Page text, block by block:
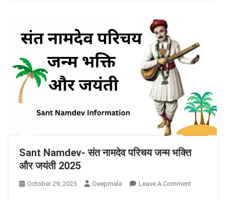
Sant Namdev- संत नामदेव परिचय जन्म भक्ति
और जयंती 2025
October 29, 2025 Deepmala Leave A CommentOn